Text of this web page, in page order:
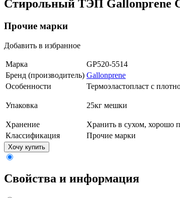
Стирольный ТЭП Gallonprene
Прочие марки
Добавить в избранное
Марка
GP520-5514
Бренд (производитель) Gallonprene
Особенности
Термоэластопласт с
Упаковка 25кг мешки
Хранение
Хранить в сухом, хорошо
Классификация
Прочие марки
Хочу купить
Свойства и информация